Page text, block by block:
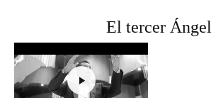
El tercer Ángel